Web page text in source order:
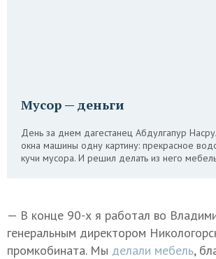
Мусор — деньги
День за днем дагестанец Абдулгапур
окна машины одну картину: прекрасное
кучи мусора. И решил делать из него
— В конце 90-х я работал во
генеральным директором
промкобината. Мы делали мебель,